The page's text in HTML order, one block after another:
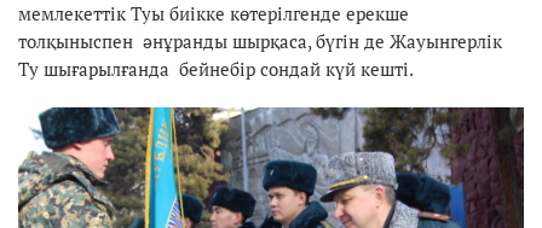
мемлекеттік Туы биікке көтерілгенде ерекше
толқыныспен әнұранды шырқаса, бүгін де Жауынгерлік
Ту шығарылғанда бейнебір сондай күй кешті.